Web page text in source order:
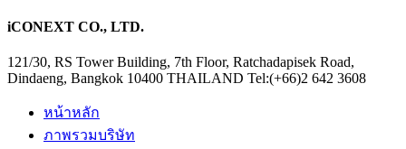
iCONEXT CO., LTD.
121/30, RS Tower Building, 7th Floor, Ratchadapisek Road,
Dindaeng, Bangkok 10400 THAILAND Tel:(+66)2 642 3608
หน้าหลัก
ภาพรวมบริษัท